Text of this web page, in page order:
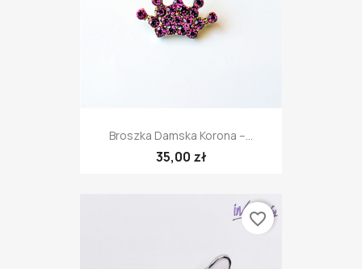
Broszka Damska Korona –...
35,00 zł
favorite_border